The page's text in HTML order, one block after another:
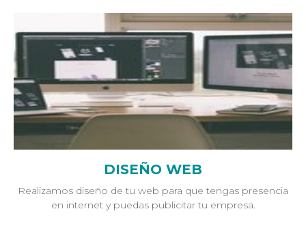
DISEÑO WEB
Realizamos diseño de tu web para que tengas presencia
en internet y puedas publicitar tu empresa.